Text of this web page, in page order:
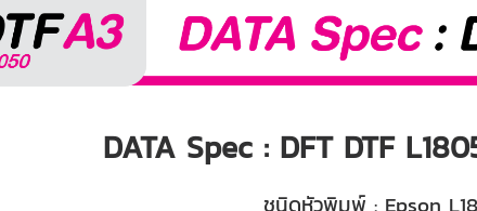
DATA Spec : DFT DTF
ชนิดหัวพิมพ์ : Epson